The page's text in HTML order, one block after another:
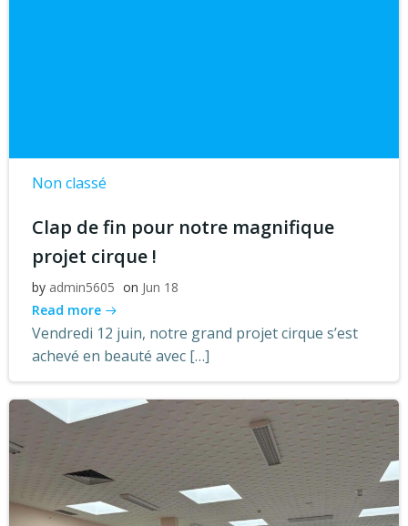
Non classé
Clap de fin pour notre magnifique
projet cirque !
by admin5605 on Jun 18
Read more
Vendredi 12 juin, notre grand projet cirque s’est
achevé en beauté avec […]